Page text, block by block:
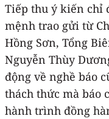
Tiếp thu ý kiến chỉ
mệnh trao gửi từ
Hồng Sơn, Tổng
Nguyễn Thùy
động về nghề báo
thách thức mà báo
hành trình đồng